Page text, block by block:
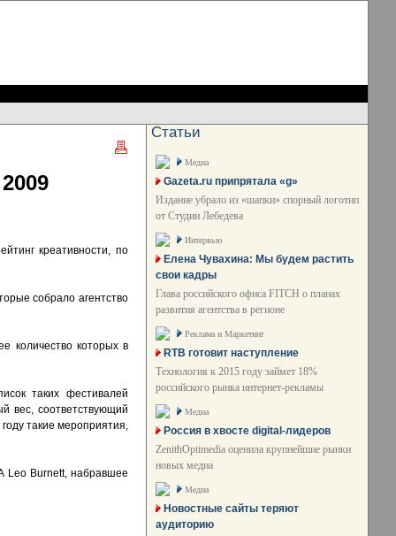
креативности, по
собрало агентство
количество которых в
таких фестивалей
вес, соответствующий
такие мероприятия,
Leo Burnett, набравшее
Статьи
Медиа
Gazeta.ru припрятала «g»
Издание убрало из «шапки» спорный логотип
от Студии Лебедева
Интервью
Елена Чувахина: Мы будем растить
свои кадры
Глава российского офиса FITCH о планах
развития агентства в регионе
Реклама и Маркетинг
RTB готовит наступление
Технология к 2015 году займет 18%
российского рынка интернет-рекламы
Медиа
Россия в хвосте digital-лидеров
ZenithOptimedia оценила крупнейшие рынки
новых медиа
Медиа
Новостные сайты теряют
аудиторию